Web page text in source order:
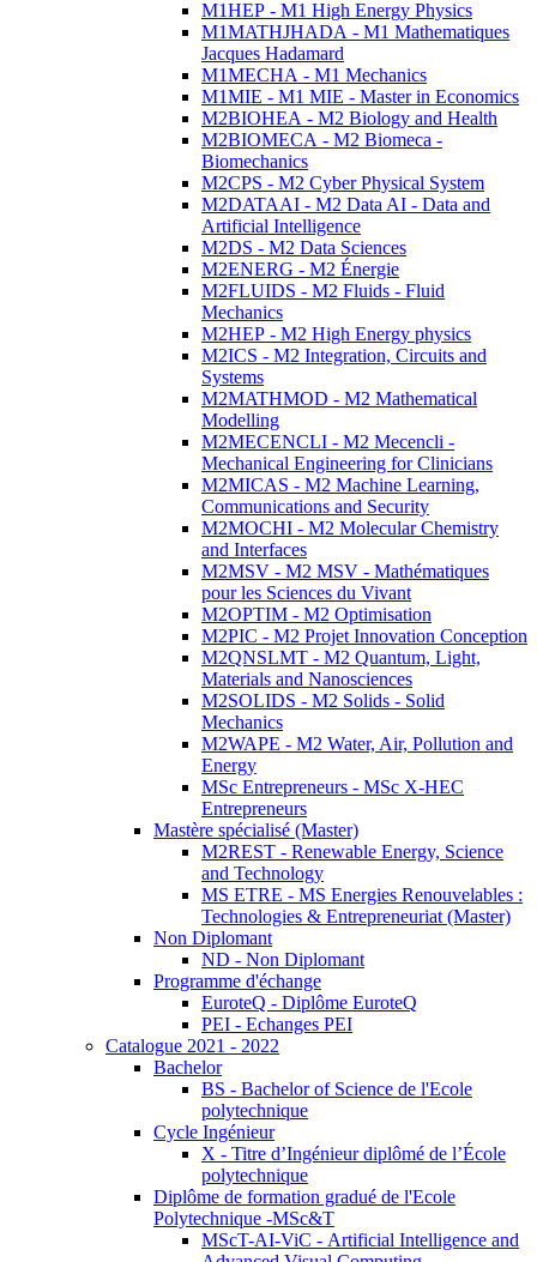
M1HEP - M1 High Energy Physics
M1MATHJHADA - M1 Mathematiques
Jacques Hadamard
M1MECHA - M1 Mechanics
M1MIE - M1 MIE - Master in Economics
M2BIOHEA - M2 Biology and Health
M2BIOMECA - M2 Biomeca -
Biomechanics
M2CPS - M2 Cyber Physical System
M2DATAAI - M2 Data AI - Data and
Artificial Intelligence
M2DS - M2 Data Sciences
M2ENERG - M2 Énergie
M2FLUIDS - M2 Fluids - Fluid
Mechanics
M2HEP - M2 High Energy physics
M2ICS - M2 Integration, Circuits and
Systems
M2MATHMOD - M2 Mathematical
Modelling
M2MECENCLI - M2 Mecencli -
Mechanical Engineering for Clinicians
M2MICAS - M2 Machine Learning,
Communications and Security
M2MOCHI - M2 Molecular Chemistry
and Interfaces
M2MSV - M2 MSV - Mathématiques
pour les Sciences du Vivant
M2OPTIM - M2 Optimisation
M2PIC - M2 Projet Innovation Conception
M2QNSLMT - M2 Quantum, Light,
Materials and Nanosciences
M2SOLIDS - M2 Solids - Solid
Mechanics
M2WAPE - M2 Water, Air, Pollution and
Energy
MSc Entrepreneurs - MSc X-HEC
Entrepreneurs
Mastère spécialisé (Master)
M2REST - Renewable Energy, Science
and Technology
MS ETRE - MS Energies Renouvelables :
Technologies & Entrepreneuriat (Master)
Non Diplomant
ND - Non Diplomant
Programme d'échange
EuroteQ - Diplôme EuroteQ
PEI - Echanges PEI
Catalogue 2021 - 2022
Bachelor
BS - Bachelor of Science de l'Ecole
polytechnique
Cycle Ingénieur
X - Titre d’Ingénieur diplômé de l’École
polytechnique
Diplôme de formation gradué de l'Ecole
Polytechnique -MSc&T
MScT-AI-ViC - Artificial Intelligence and